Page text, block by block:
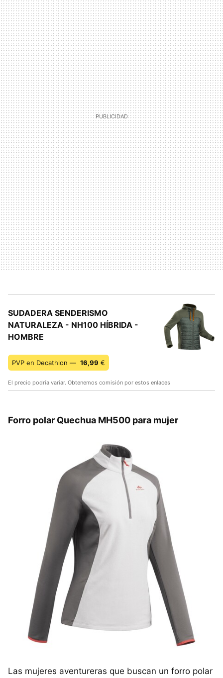
SUDADERA SENDERISMO
NATURALEZA - NH100 HÍBRIDA -
HOMBRE
PVP en Decathlon — 16,99 €
El precio podría variar. Obtenemos comisión por estos enlaces
Forro polar Quechua MH500 para mujer
Las mujeres aventureras que buscan un forro polar